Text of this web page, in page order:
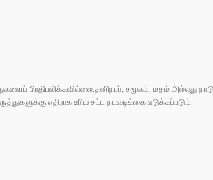
பிரதிபலிக்கவில்லை.தனிநபர், சமூகம், மதம் அல்லது
எதிராக உரிய சட்ட நடவடிக்கை எடுக்கப்படும்.